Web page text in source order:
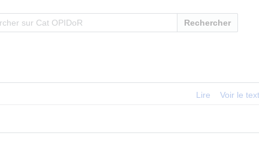
Rechercher
Lire Voir le